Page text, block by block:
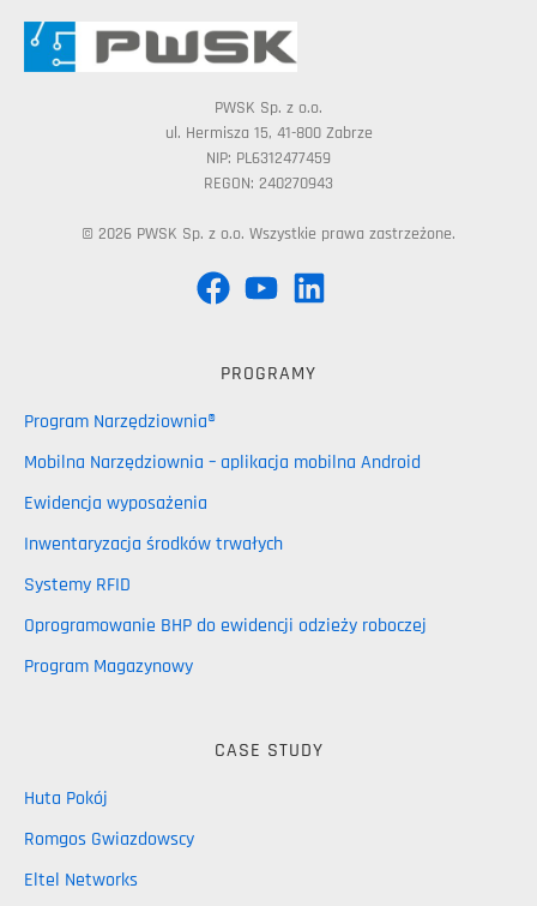
PWSK Sp. z o.o.
ul. Hermisza 15, 41-800 Zabrze
NIP: PL6312477459
REGON: 240270943
© 2026 PWSK Sp. z o.o. Wszystkie prawa zastrzeżone.
PROGRAMY
Program Narzędziownia®
Mobilna Narzędziownia – aplikacja mobilna Android
Ewidencja wyposażenia
Inwentaryzacja środków trwałych
Systemy RFID
Oprogramowanie BHP do ewidencji odzieży roboczej
Program Magazynowy
CASE STUDY
Huta Pokój
Romgos Gwiazdowscy
Eltel Networks